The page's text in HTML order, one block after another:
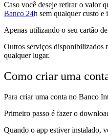
Caso você deseje retirar o valor
Banco 24h sem qualquer custo e
Apenas utilizando o seu cartão
Outros serviços disponibilizados
qualquer lugar.
Como criar uma
Para criar uma conta no Banco
Primeiro passo é fazer o
Quando o app estiver instalado,